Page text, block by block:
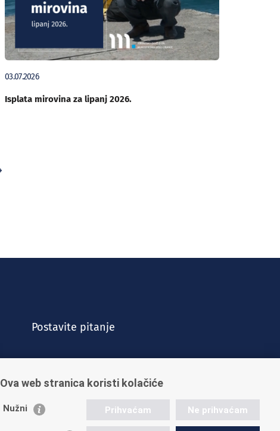
03.07.2026
Isplata mirovina za lipanj 2026.
Postavite pitanje
Ova web stranica koristi kolačiće
Nužni Prihvaćam Ne prihvaćam